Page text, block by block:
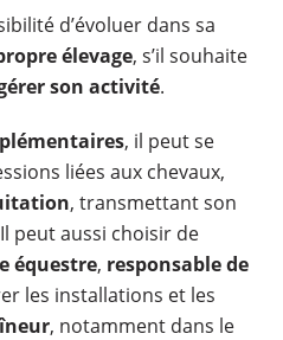
d’évoluer dans sa
élevage, s’il souhaite
son activité.
, il peut se
liées aux chevaux,
, transmettant son
peut aussi choisir de
équestre, responsable de
les installations et les
, notamment dans le